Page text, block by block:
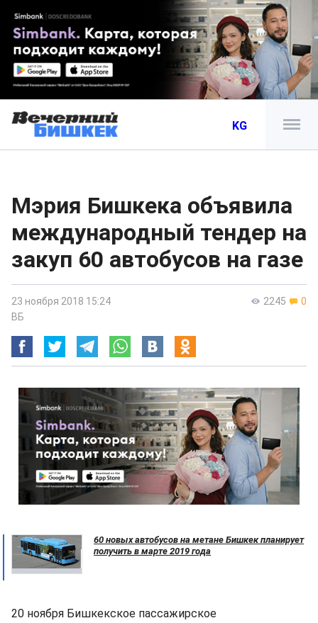
KG
Мэрия Бишкека объявила
международный тендер на
закуп 60 автобусов на газе
2245 0
23 ноября 2018 15:24
ВБ
60 новых автобусов на метане Бишкек планирует
получить в марте 2019 года
20 ноября Бишкекское пассажирское